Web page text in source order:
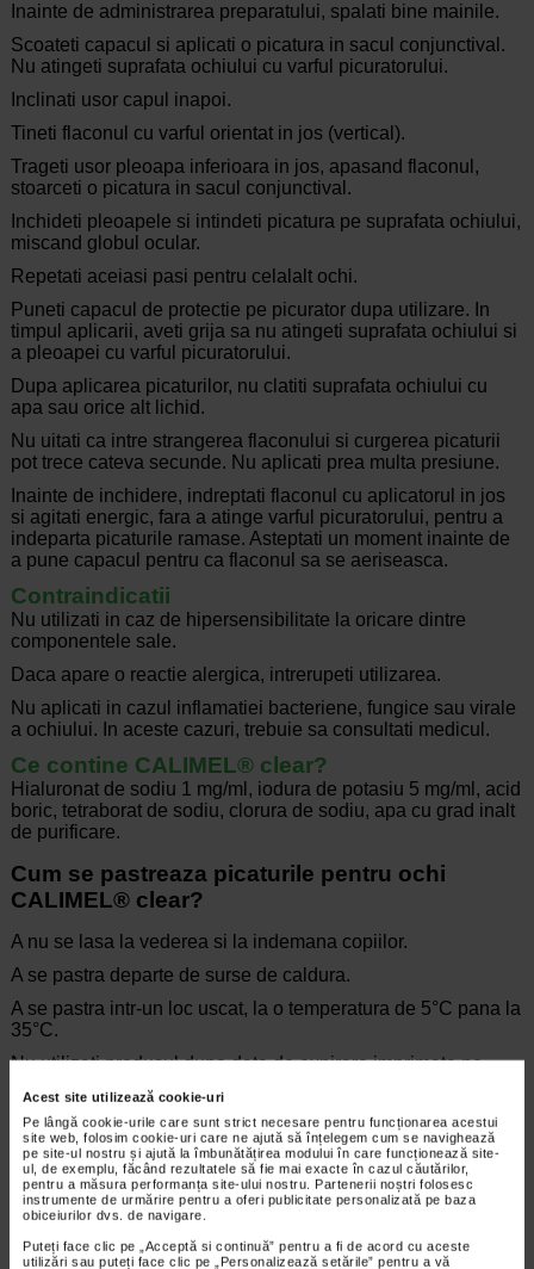
Acest site utilizează cookie-uri
Pe lângă cookie-urile care sunt strict necesare pentru funcționarea acestui
site web, folosim cookie-uri care ne ajută să înțelegem cum se navighează
pe site-ul nostru și ajută la îmbunătățirea modului în care funcționează site-
ul, de exemplu, făcând rezultatele să fie mai exacte în cazul căutărilor,
pentru a măsura performanța site-ului nostru. Partenerii noștri folosesc
instrumente de urmărire pentru a oferi publicitate personalizată pe baza
obiceiurilor dvs. de navigare.
Puteți face clic pe „Acceptă si continuă” pentru a fi de acord cu aceste
utilizări sau puteți face clic pe „Personalizează setările” pentru a vă
Inainte de administrarea preparatului, spalati bine mainile.
Scoateti capacul si aplicati o picatura in sacul conjunctival.
Nu atingeti suprafata ochiului cu varful picuratorului.
Inclinati usor capul inapoi.
Tineti flaconul cu varful orientat in jos (vertical).
Trageti usor pleoapa inferioara in jos, apasand flaconul,
stoarceti o picatura in sacul conjunctival.
Inchideti pleoapele si intindeti picatura pe suprafata ochiului,
miscand globul ocular.
Repetati aceiasi pasi pentru celalalt ochi.
Puneti capacul de protectie pe picurator dupa utilizare. In
timpul aplicarii, aveti grija sa nu atingeti suprafata ochiului si
a pleoapei cu varful picuratorului.
Dupa aplicarea picaturilor, nu clatiti suprafata ochiului cu
apa sau orice alt lichid.
Nu uitati ca intre strangerea flaconului si curgerea picaturii
pot trece cateva secunde. Nu aplicati prea multa presiune.
Inainte de inchidere, indreptati flaconul cu aplicatorul in jos
si agitati energic, fara a atinge varful picuratorului, pentru a
indeparta picaturile ramase. Asteptati un moment inainte de
a pune capacul pentru ca flaconul sa se aeriseasca.
Contraindicatii
Nu utilizati in caz de hipersensibilitate la oricare dintre
componentele sale.
Daca apare o reactie alergica, intrerupeti utilizarea.
Nu aplicati in cazul inflamatiei bacteriene, fungice sau virale
a ochiului. In aceste cazuri, trebuie sa consultati medicul.
Ce contine CALIMEL® clear?
Hialuronat de sodiu 1 mg/ml, iodura de potasiu 5 mg/ml, acid
boric, tetraborat de sodiu, clorura de sodiu, apa cu grad inalt
de purificare.
Cum se pastreaza picaturile pentru ochi
CALIMEL® clear?
A nu se lasa la vederea si la indemana copiilor.
A se pastra departe de surse de caldura.
A se pastra intr-un loc uscat, la o temperatura de 5°C pana la
35°C.
Nu utilizati produsul dupa data de expirare imprimata pe
Perioada de valabilitate a produsului este de 3 luni de la
prima deschidere a recipientului.
Produsul nu trebuie utilizat mai mult de 1 luna in utilizare
continua si nu mai mult de 3 luni in utilizare discontinua
(inclusiv cateva zile de pauzain timpul aplicarii).
Aruncati orice solutie neutilizata